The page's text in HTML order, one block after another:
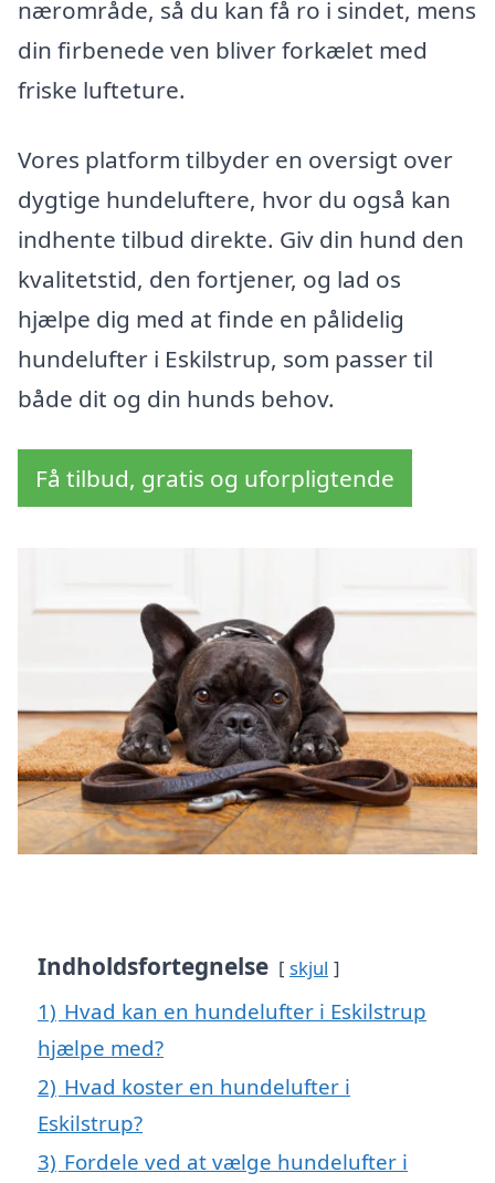
nærområde, så du kan få ro i sindet, mens
din firbenede ven bliver forkælet med
friske lufteture.
Vores platform tilbyder en oversigt over
dygtige hundeluftere, hvor du også kan
indhente tilbud direkte. Giv din hund den
kvalitetstid, den fortjener, og lad os
hjælpe dig med at finde en pålidelig
hundelufter i Eskilstrup, som passer til
både dit og din hunds behov.
Få tilbud, gratis og uforpligtende
Indholdsfortegnelse skjul
1) Hvad kan en hundelufter i Eskilstrup
hjælpe med?
2) Hvad koster en hundelufter i
Eskilstrup?
3) Fordele ved at vælge hundelufter i